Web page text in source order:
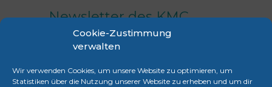
Cookie-Zustimmung
verwalten
Wir verwenden Cookies, um unsere Website zu optimieren, um
Statistiken über die Nutzung unserer Website zu erheben und um dir
Newsletter des KMC
Frankfurt
Erhalte regelmäßig Infos zu unseren
Veranstaltungen.